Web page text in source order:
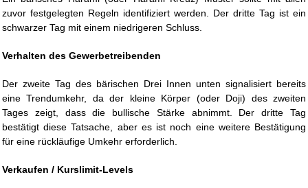
zuvor festgelegten Regeln identifiziert werden. Der dritte Tag ist ein
schwarzer Tag mit einem niedrigeren Schluss.
Verhalten des Gewerbetreibenden
Der zweite Tag des bärischen Drei Innen unten signalisiert bereits
eine Trendumkehr, da der kleine Körper (oder Doji) des zweiten
Tages zeigt, dass die bullische Stärke abnimmt. Der dritte Tag
bestätigt diese Tatsache, aber es ist noch eine weitere Bestätigung
für eine rückläufige Umkehr erforderlich.
Verkaufen / Kurslimit-Levels